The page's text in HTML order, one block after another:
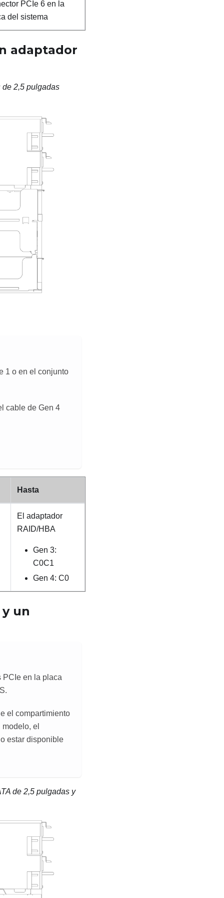
PCIe 6 en la
del sistema
adaptador
2,5 pulgadas
1 o en el conjunto
cable de Gen 4
Hasta
El adaptador
RAID/HBA
Gen 3:
C0C1
Gen 4: C0
un
PCIe en la placa
el compartimiento
el
estar disponible
de 2,5 pulgadas y